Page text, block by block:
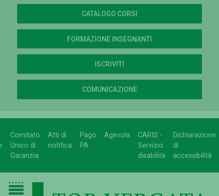
CATALOGO CORSI
FORMAZIONE INSEGNANTI
ISCRIVITI
COMUNICAZIONE
Comitato
Unico di
Garanzia
Atti di
notifica
Pago
PA
Agevola
CARIS -
Servizio
disabilità
Dichiarazione
di
accessibilità